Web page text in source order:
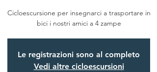
Cicloescursione per insegnarci a trasportare in
bici i nostri amici a 4 zampe
Le registrazioni sono al completo
Vedi altre cicloescursioni